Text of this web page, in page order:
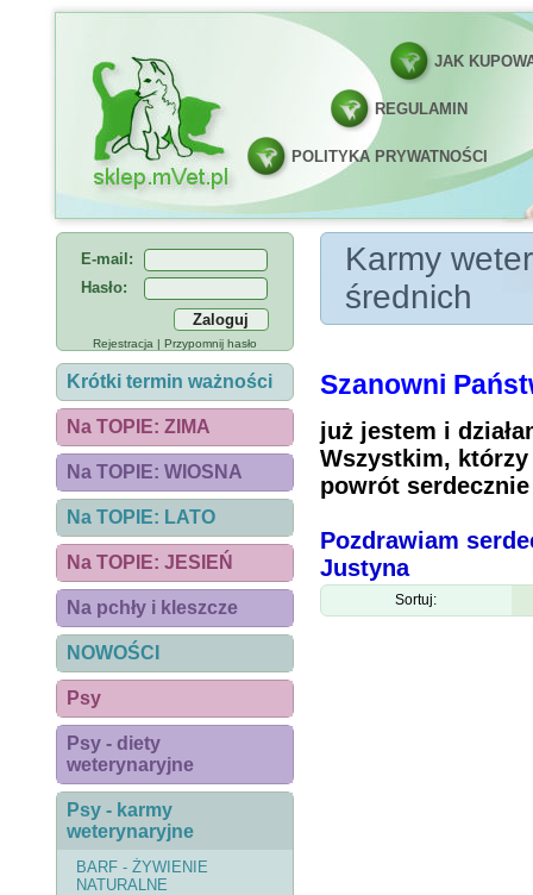
JAK
REGULAMIN
POLITYKA PRYWATNOŚCI
E-mail:
Hasło:
Rejestracja | Przypomnij hasło
Krótki termin ważności
Na TOPIE: ZIMA
Na TOPIE: WIOSNA
Na TOPIE: LATO
Na TOPIE: JESIEŃ
Na pchły i kleszcze
NOWOŚCI
Psy
Psy - diety
weterynaryjne
Psy - karmy
weterynaryjne
BARF - ŻYWIENIE
NATURALNE
Karmy
Karmy
średnich
Szanowni
już jestem i
Wszystkim,
powrót
Pozdrawiam
Justyna
Sortuj: